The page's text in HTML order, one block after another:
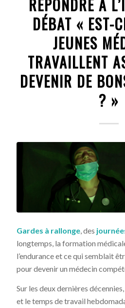
RÉPONDRE À
DÉBAT « EST-
JEUNES
TRAVAILLENT
DEVENIR DE
? »
Gardes à rallonge, des
longtemps, la formation
l’endurance et ce qui semblait
pour devenir un médecin
Sur les deux dernières
et le temps de travail